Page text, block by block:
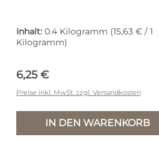
Inhalt: 0.4 Kilogramm (15,63 € / 1
Kilogramm)
Regulärer Preis:
6,25 €
Preise inkl. MwSt. zzgl. Versandkosten
IN DEN WARENKORB